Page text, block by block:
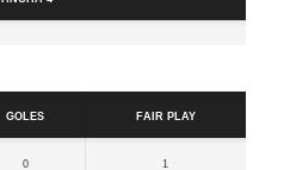
Goles Fair Play
0 1